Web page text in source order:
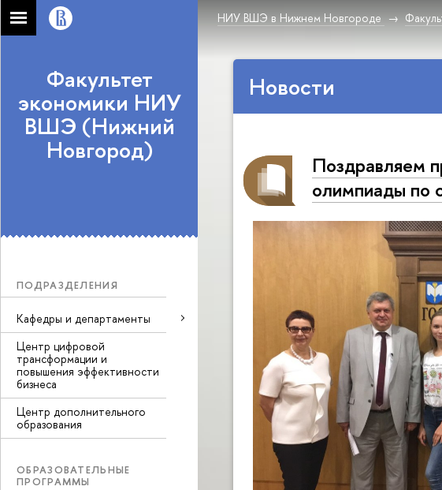
НИУ ВШЭ в Нижнем Новгороде
Факультет
экономики НИУ
ВШЭ (Нижний
Новгород)
ПОДРАЗДЕЛЕНИЯ
Кафедры и департаменты
Центр цифровой
трансформации и
повышения эффективности
бизнеса
Центр дополнительного
образования
ОБРАЗОВАТЕЛЬНЫЕ
ПРОГРАММЫ
Новости
Поздравляем
олимпиады по